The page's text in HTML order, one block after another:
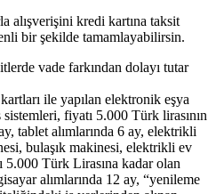
alışverişini kredi kartına taksit
bir şekilde tamamlayabilirsin.
vade farkından dolayı tutar
ile yapılan elektronik eşya
fiyatı 5.000 Türk lirasının
tablet alımlarında 6 ay, elektrikli
bulaşık makinesi, elektrikli ev
5.000 Türk Lirasına kadar olan
alımlarında 12 ay, “yenileme